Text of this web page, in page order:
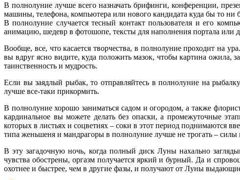
В полнолуние лучше всего назначать брифинги, конференции,
машины, телефона, компьютера или нового кандидата куда бы то ни
В полнолуние случается тесный контакт пользователя и его
анимацию, шедевр в фотошопе, тексты для наполнения портала или
Вообще, все, что касается творчества, в полнолуние проходит на
вы вдруг ясно видите, куда положить мазок, чтобы картина ожила,
таинственность и мудрость.
Если вы заядлый рыбак, то отправляйтесь в полнолуние на
лучше все-таки прикормить.
В полнолуние хорошо заниматься садом и огородом, а также
кардинальное вы можете делать без опаски, а промежуточные
которых в листьях и соцветиях – соки в этот период поднимаются
типа женьшеня и мандрагоры в полнолуние лучше не трогать – силы
В эту загадочную ночь, когда полный диск Луны нахально
чувства обострены, оргазм получается яркий и бурный. Да и
охотнее и быстрее, чем в другие фазы, и получают от Луны